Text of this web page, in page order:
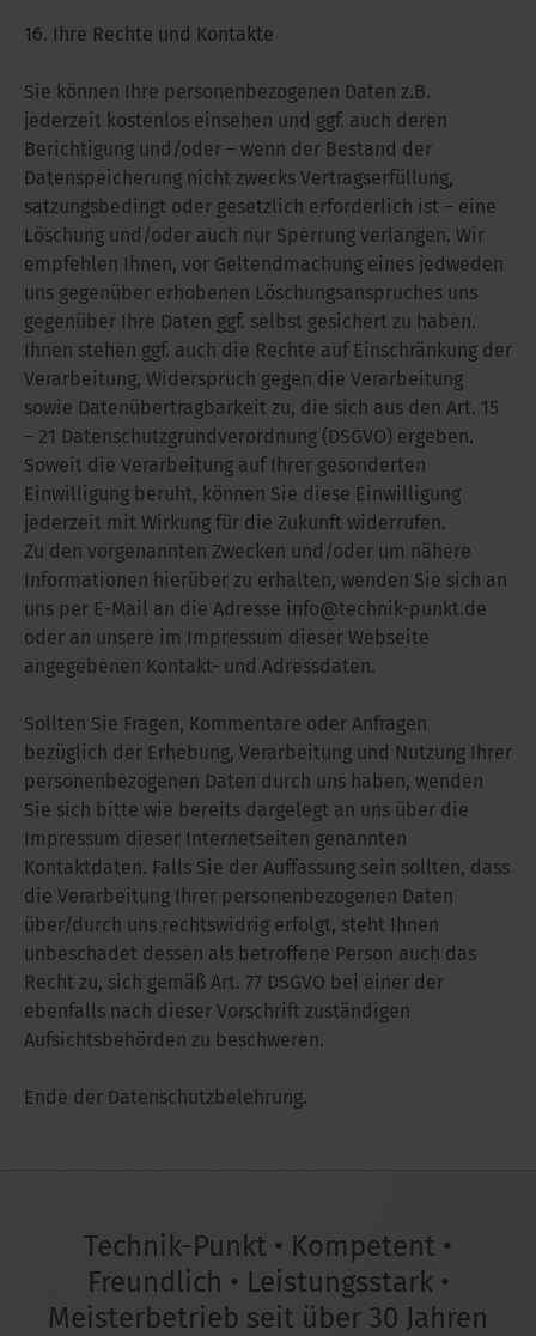
16. Ihre Rechte und Kontakte
Sie können Ihre personenbezogenen Daten z.B.
jederzeit kostenlos einsehen und ggf. auch deren
Berichtigung und/oder – wenn der Bestand der
Datenspeicherung nicht zwecks Vertragserfüllung,
satzungsbedingt oder gesetzlich erforderlich ist – eine
Löschung und/oder auch nur Sperrung verlangen. Wir
empfehlen Ihnen, vor Geltendmachung eines jedweden
uns gegenüber erhobenen Löschungsanspruches uns
gegenüber Ihre Daten ggf. selbst gesichert zu haben.
Ihnen stehen ggf. auch die Rechte auf Einschränkung der
Verarbeitung, Widerspruch gegen die Verarbeitung
sowie Datenübertragbarkeit zu, die sich aus den Art. 15
– 21 Datenschutzgrundverordnung (DSGVO) ergeben.
Soweit die Verarbeitung auf Ihrer gesonderten
Einwilligung beruht, können Sie diese Einwilligung
jederzeit mit Wirkung für die Zukunft widerrufen.
Zu den vorgenannten Zwecken und/oder um nähere
Informationen hierüber zu erhalten, wenden Sie sich an
uns per E-Mail an die Adresse info@technik-punkt.de
oder an unsere im Impressum dieser Webseite
angegebenen Kontakt- und Adressdaten.
Sollten Sie Fragen, Kommentare oder Anfragen
bezüglich der Erhebung, Verarbeitung und Nutzung Ihrer
personenbezogenen Daten durch uns haben, wenden
Sie sich bitte wie bereits dargelegt an uns über die
Impressum dieser Internetseiten genannten
Kontaktdaten. Falls Sie der Auffassung sein sollten, dass
die Verarbeitung Ihrer personenbezogenen Daten
über/durch uns rechtswidrig erfolgt, steht Ihnen
unbeschadet dessen als betroffene Person auch das
Recht zu, sich gemäß Art. 77 DSGVO bei einer der
ebenfalls nach dieser Vorschrift zuständigen
Aufsichtsbehörden zu beschweren.
Ende der Datenschutzbelehrung.
Technik-Punkt • Kompetent •
Freundlich • Leistungsstark •
Meisterbetrieb seit über 30 Jahren